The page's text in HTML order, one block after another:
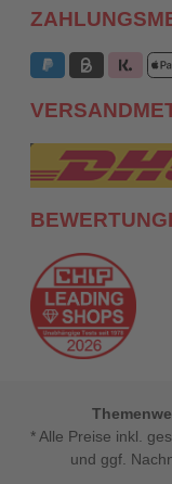
* Alle Preise inkl.
und ggf.